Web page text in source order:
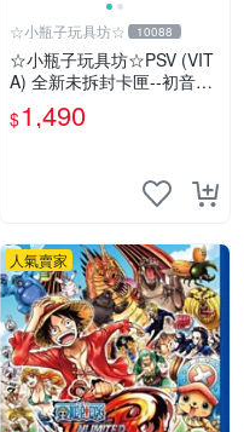
☆小瓶子玩具坊☆ 10088
☆小瓶子玩具坊☆PSV (VIT
A) 全新未拆封卡匣--初音未
來 名伶計畫X 中文版
$1,490
人氣賣家